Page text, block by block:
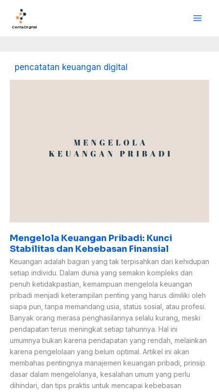
kontenCerita Digital
pencatatan keuangan digital
Mengelola Keuangan Pribadi: Kunci
Stabilitas dan Kebebasan Finansial
Keuangan adalah bagian yang tak terpisahkan dari kehidupan
setiap individu. Dalam dunia yang semakin kompleks dan
penuh ketidakpastian, kemampuan mengelola keuangan
pribadi menjadi keterampilan penting yang harus dimiliki oleh
siapa pun, tanpa memandang usia, status sosial, atau profesi.
Banyak orang merasa penghasilannya selalu kurang, meski
pendapatan terus meningkat setiap tahunnya. Hal ini
umumnya bukan karena pendapatan yang rendah, melainkan
karena pengelolaan yang belum optimal. Artikel ini akan
membahas pentingnya manajemen keuangan pribadi, prinsip
dasar dalam mengelolanya, kesalahan umum yang perlu
dihindari, dan tips praktis untuk mencapai kebebasan